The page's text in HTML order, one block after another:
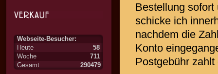
Webseite-Besucher:
Heute
58
Woche
711
Gesamt
290479
Bestellung
schicke ich
nachdem die
Konto
Postgebühr zahlt